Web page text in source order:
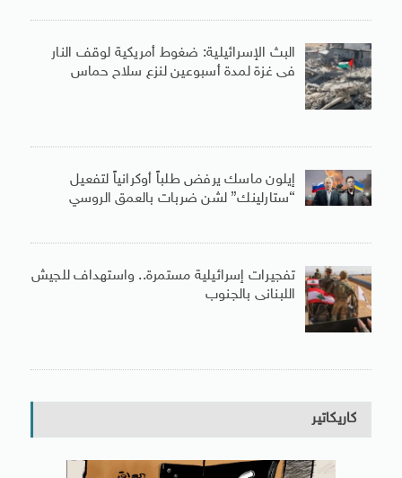
البث الإسرائيلية: ضغوط أمريكية لوقف النار
فى غزة لمدة أسبوعين لنزع سلاح حماس
إيلون ماسك يرفض طلباً أوكرانياً لتفعيل
“ستارلينك” لشن ضربات بالعمق الروسي
تفجيرات إسرائيلية مستمرة.. واستهداف للجيش
اللبنانى بالجنوب
كاريكاتير